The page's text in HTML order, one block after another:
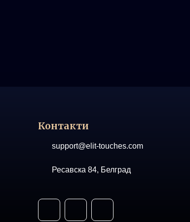
Контакти
support@elit-touches.com
Ресавска 84, Белград